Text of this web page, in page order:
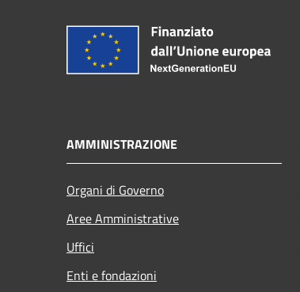
AMMINISTRAZIONE
Organi di Governo
Aree Amministrative
Uffici
Enti e fondazioni